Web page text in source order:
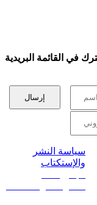
في القائمة البريدية
سياسة النشر
والإستكتاب